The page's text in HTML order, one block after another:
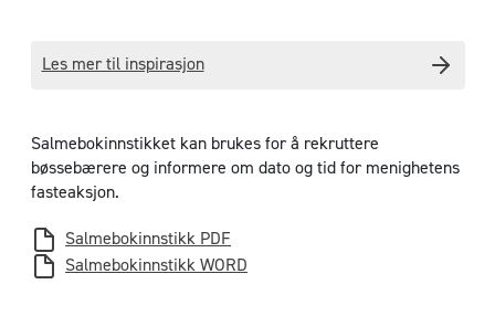
Les mer til inspirasjon
Salmebokinnstikket kan brukes for å rekruttere
bøssebærere og informere om dato og tid for menighetens
fasteaksjon.
Salmebokinnstikk PDF
Salmebokinnstikk WORD